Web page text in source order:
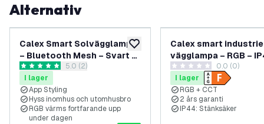
Alternativ
lägg till i önskelistan
Calex Smart Solvägglampa
– Bluetooth Mesh – Svart –
RGBWWöppna recensionspanel
5 stjärnbetyg 5.0 (2)
I lager
App Styling
Hyss inomhus och utomhusbro
RGB värms fortfarande upp
under dagen
Calex smart
vägglampa – RGB –
smart
0 stjärnbetyg0.0 (0)
I lager
RGB + CCT
2 års garanti
IP44: Stänksäker